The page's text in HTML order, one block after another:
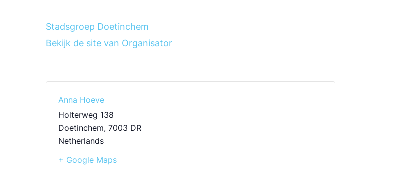
Stadsgroep Doetinchem
Bekijk de site van Organisator
Anna Hoeve
Holterweg 138
Doetinchem, 7003 DR
Netherlands
+ Google Maps